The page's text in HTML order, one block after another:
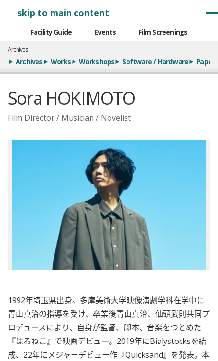
skip to main content
Facility Guide Events Film Screenings
Archives
Archives Works Workshops Software / Hardware Papers
Sora HOKIMOTO
Film Director / Musician / Novelist
1992年埼玉県出身。多摩美術大学映像演劇学科在学中に
青山真治の指導を受け、卒業後青山真治、仙頭武則共同プ
ロデュースにより、自身が監督、脚本、音楽をつとめた
『はるねこ』で映画デビュー。2019年にBialystocksを結
成、22年にメジャーデビュー作『Quicksand』を発表。本